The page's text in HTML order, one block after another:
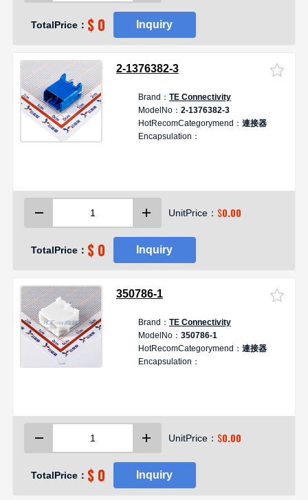
TotalPrice： $ 0 Inquiry
2-1376382-3
Brand： TE Connectivity
ModelNo： 2-1376382-3
HotRecomCategorymend： 連接器
Encapsulation：
UnitPrice： $0.00
TotalPrice： $ 0 Inquiry
350786-1
Brand： TE Connectivity
ModelNo： 350786-1
HotRecomCategorymend： 連接器
Encapsulation：
UnitPrice： $0.00
TotalPrice： $ 0 Inquiry